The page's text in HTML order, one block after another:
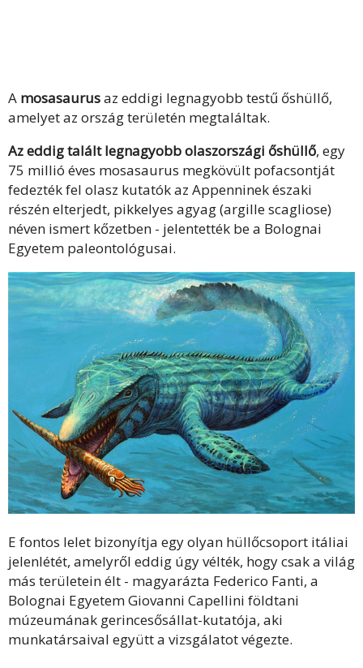
A mosasaurusaz eddigi legnagyobb testű őshüllő,
amelyet az ország területén megtaláltak.
Az eddig talált legnagyobb olaszországi őshüllő, egy
75 millió éves mosasaurus megkövült pofacsontját
fedezték fel olasz kutatók az Appenninek északi
részén elterjedt, pikkelyes agyag (argille scagliose)
néven ismert kőzetben - jelentették be a Bolognai
Egyetem paleontológusai.
E fontos lelet bizonyítja egy olyan hüllőcsoport itáliai
jelenlétét, amelyről eddig úgy vélték, hogy csak a világ
más területein élt - magyarázta Federico Fanti, a
Bolognai Egyetem Giovanni Capellini földtani
múzeumának gerincesősállat-kutatója, aki
munkatársaival együtt a vizsgálatot végezte.